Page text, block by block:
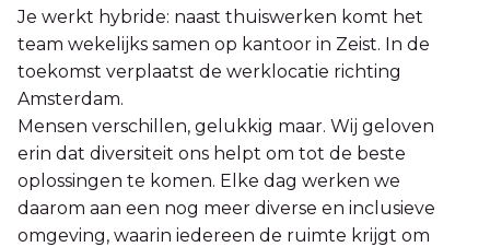
Je werkt hybride: naast thuiswerken komt het
team wekelijks samen op kantoor in Zeist. In de
toekomst verplaatst de werklocatie richting
Amsterdam.
Mensen verschillen, gelukkig maar. Wij geloven
erin dat diversiteit ons helpt om tot de beste
oplossingen te komen. Elke dag werken we
daarom aan een nog meer diverse en inclusieve
omgeving, waarin iedereen de ruimte krijgt om